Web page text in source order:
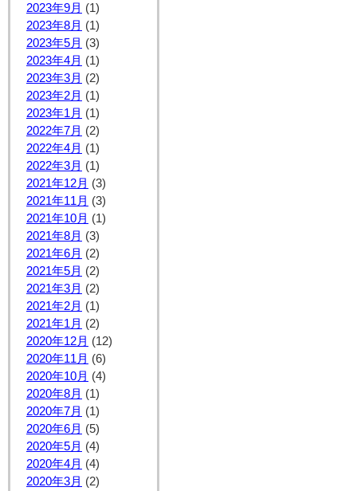
2023年9月 (1)
2023年8月 (1)
2023年5月 (3)
2023年4月 (1)
2023年3月 (2)
2023年2月 (1)
2023年1月 (1)
2022年7月 (2)
2022年4月 (1)
2022年3月 (1)
2021年12月 (3)
2021年11月 (3)
2021年10月 (1)
2021年8月 (3)
2021年6月 (2)
2021年5月 (2)
2021年3月 (2)
2021年2月 (1)
2021年1月 (2)
2020年12月 (12)
2020年11月 (6)
2020年10月 (4)
2020年8月 (1)
2020年7月 (1)
2020年6月 (5)
2020年5月 (4)
2020年4月 (4)
2020年3月 (2)